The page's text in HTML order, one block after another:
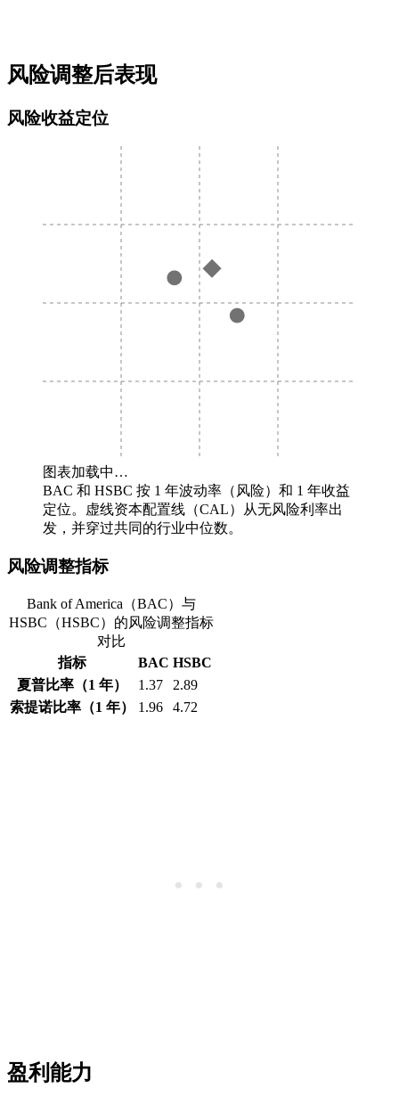
风险调整后表现
风险收益定位
图表加载中…
BAC 和 HSBC 按 1 年波动率（风险）和 1 年收益
定位。虚线资本配置线（CAL）从无风险利率出
发，并穿过共同的行业中位数。
风险调整指标
Bank of America（BAC）与
HSBC（HSBC）的风险调整指标
对比
指标
BAC HSBC
夏普比率（1 年）
1.37
2.89
索提诺比率（1 年）
1.96 4.72
盈利能力